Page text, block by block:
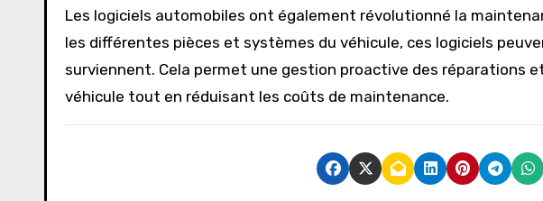
Les logiciels automobiles ont également révolutionné la
les différentes pièces et systèmes du véhicule, ces logiciels
surviennent. Cela permet une gestion proactive des réparations
véhicule tout en réduisant les coûts de maintenance.